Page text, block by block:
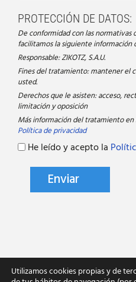
PROTECCIÓN DE DATOS:
De conformidad con las normativas
facilitamos la siguiente
Responsable: ZIKOTZ, S.A.U.
Fines del tratamiento: mantener el
usted.
Derechos que le asisten: acceso,
limitación y oposición
Más información del tratamiento en
Política de privacidad
He leído y acepto la
Utilizamos cookies propias y de